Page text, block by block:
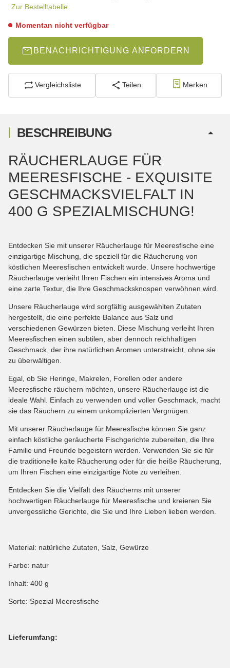
Zur Bestelltabelle
Momentan nicht verfügbar
BENACHRICHTIGUNG ANFORDERN
Vergleichsliste Teilen Merken
BESCHREIBUNG
RÄUCHERLAUGE FÜR
MEERESFISCHE - EXQUISITE
GESCHMACKSVIELFALT IN
400 G SPEZIALMISCHUNG!
Entdecken Sie mit unserer Räucherlauge für Meeresfische eine
einzigartige Mischung, die speziell für die Räucherung von
köstlichen Meeresfischen entwickelt wurde. Unsere hochwertige
Räucherlauge verleiht Ihren Fischen ein intensives Aroma und
eine zarte Textur, die Ihre Geschmacksknospen verwöhnen wird.
Unsere Räucherlauge wird sorgfältig ausgewählten Zutaten
hergestellt, die eine perfekte Balance aus Salz und
verschiedenen Gewürzen bieten. Diese Mischung verleiht Ihren
Meeresfischen einen subtilen, aber dennoch reichhaltigen
Geschmack, der ihre natürlichen Aromen unterstreicht, ohne sie
zu überwältigen.
Egal, ob Sie Heringe, Makrelen, Forellen oder andere
Meeresfische räuchern möchten, unsere Räucherlauge ist die
ideale Wahl. Einfach zu verwenden und voller Geschmack, macht
sie das Räuchern zu einem unkomplizierten Vergnügen.
Mit unserer Räucherlauge für Meeresfische können Sie ganz
einfach köstliche geräucherte Fischgerichte zubereiten, die Ihre
Familie und Freunde begeistern werden. Verwenden Sie sie für
die traditionelle kalte Räucherung oder für die heiße Räucherung,
um Ihren Fischen eine einzigartige Note zu verleihen.
Entdecken Sie die Vielfalt des Räucherns mit unserer
hochwertigen Räucherlauge für Meeresfische und kreieren Sie
unvergessliche Gerichte, die Sie und Ihre Lieben lieben werden.
Material: natürliche Zutaten, Salz, Gewürze
Farbe: natur
Inhalt: 400 g
Sorte: Spezial Meeresfische
Lieferumfang: